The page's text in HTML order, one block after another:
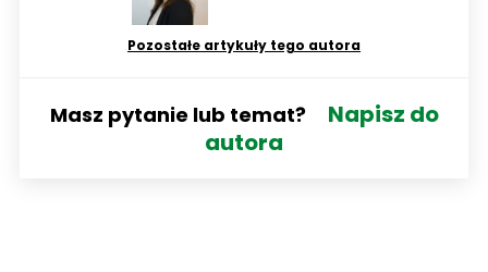
Pozostałe artykuły tego autora
Masz pytanie lub temat?
Napisz do
autora